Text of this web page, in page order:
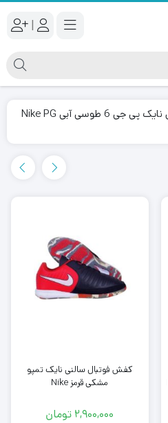
|
کفش بسکتبال نایک پی جی 6 طوسی آبی Nike PG
کفش فوتبال سالنی نایک تمپو
مشکی قرمز Nike
2,900,000 تومان